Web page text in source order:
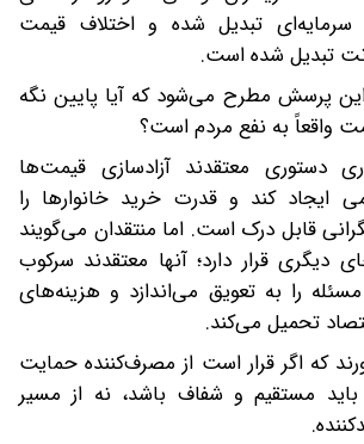
سرمایه‌ای تبدیل شده و اختلاف قیمت
تبدیل شده است.
پرسش مطرح می‌شود که آیا پایین نگه
واقعاً به نفع مردم است؟
دستوری معتقدند آزادسازی قیمت‌ها
ایجاد کند و قدرت خرید خانوارها را
قابل درک است. اما منتقدان می‌گویند
قرار دارد؛ آنها معتقدند سرکوب
را به تعویق می‌اندازد و هزینه‌های
تحمیل می‌کند.
که اگر قرار است از مصرف‌کننده حمایت
مستقیم و شفاف باشد، نه از مسیر